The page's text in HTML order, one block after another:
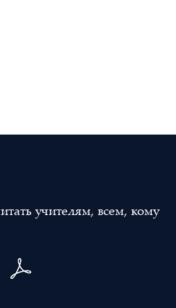
учителям, всем, кому